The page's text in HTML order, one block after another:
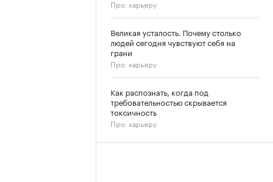
Про: карьеру
Великая усталость. Почему столько
людей сегодня чувствуют себя на
грани
Про: карьеру
Как распознать, когда под
требовательностью скрывается
токсичность
Про: карьеру